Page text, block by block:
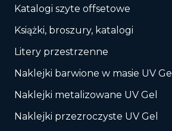
Katalogi szyte offsetowe
Książki, broszury, katalogi
Litery przestrzenne
Naklejki barwione w masie UV Gel
Naklejki metalizowane UV Gel
Naklejki przezroczyste UV Gel